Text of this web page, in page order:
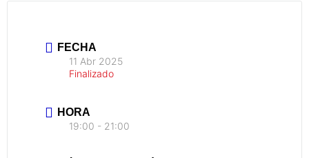
FECHA
11 Abr 2025
Finalizado
HORA
19:00 - 21:00